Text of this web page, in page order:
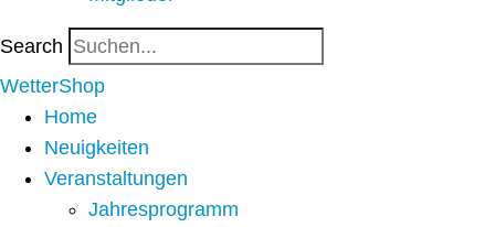
Search
WetterShop
Home
Neuigkeiten
Veranstaltungen
Jahresprogramm